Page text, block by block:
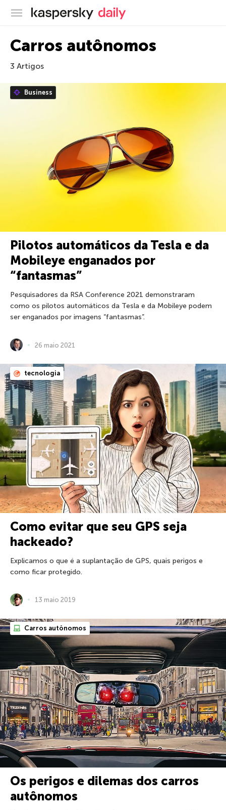
Blog oficial da Kaspersky
Carros autônomos
3 Artigos
Business
Pilotos automáticos da Tesla e da
Mobileye enganados por
“fantasmas”
Pesquisadores da RSA Conference 2021 demonstraram
como os pilotos automáticos da Tesla e da Mobileye podem
ser enganados por imagens “fantasmas”.
26 maio 2021
tecnologia
Como evitar que seu GPS seja
hackeado?
Explicamos o que é a suplantação de GPS, quais perigos e
como ficar protegido.
13 maio 2019
Carros autônomos
Os perigos e dilemas dos carros
autônomos